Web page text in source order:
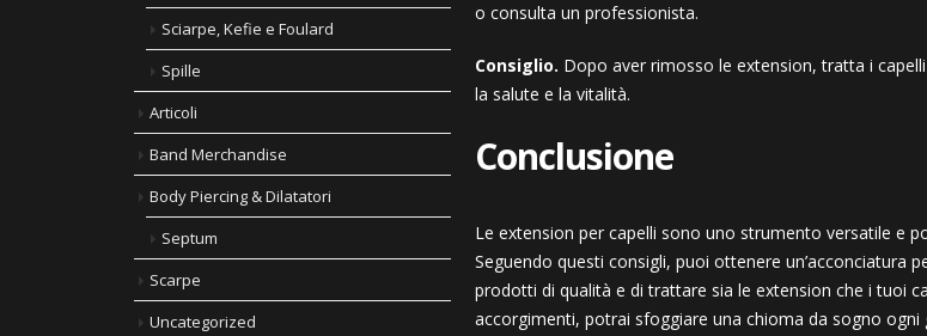
o consulta un professionista.
Consiglio. Dopo aver rimosso le extension, tratta i
la salute e la vitalità.
Conclusione
Le extension per capelli sono uno strumento versatile e
Seguendo questi consigli, puoi ottenere un’acconciatura
prodotti di qualità e di trattare sia le extension che i tuoi
accorgimenti, potrai sfoggiare una chioma da sogno ogni
Sciarpe, Kefie e Foulard
Spille
Articoli
Band Merchandise
Body Piercing & Dilatatori
Septum
Scarpe
Uncategorized